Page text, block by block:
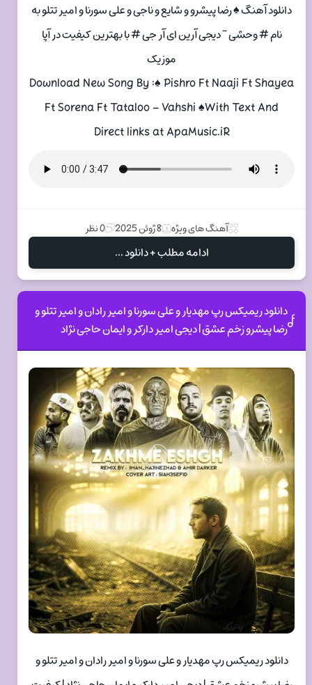
دانلود آهنگ ♠ رضا پیشرو و شایع و ناجی و علی سورنا و امیر تتلو به
نام # وحشی ~ دیجی آرین ای آر جی # با بهترین کیفیت در آپا
موزیک
Download New Song By :♠ Pishro Ft Naaji Ft Shayea
Ft Sorena Ft Tataloo – Vahshi ♠With Text And
Direct links at ApaMusic.iR
آهنگ های ویژه 8 ژوئن 2025 0 نظر
ادامه مطلب + دانلود ...
دانلود ریمیکس رپ مهدیار و علی سورنا و امیر رادان و امیر تتلو و
رضا پیشرو زخم عشق | دیجی امیر دارکر و ایمان حاجی نژاد
دانلود ریمیکس رپ مهدیار و علی سورنا و امیر رادان و امیر تتلو و